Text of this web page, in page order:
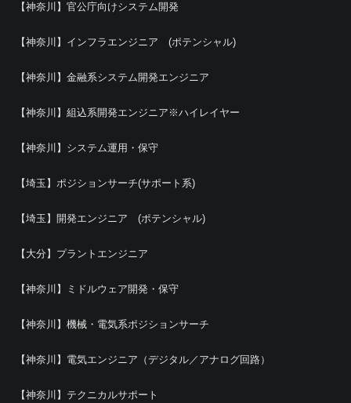
【神奈川】官公庁向けシステム開発
【神奈川】インフラエンジニア (ポテンシャル)
【神奈川】金融系システム開発エンジニア
【神奈川】組込系開発エンジニア※ハイレイヤー
【神奈川】システム運用・保守
【埼玉】ポジションサーチ(サポート系)
【埼玉】開発エンジニア (ポテンシャル)
【大分】プラントエンジニア
【神奈川】ミドルウェア開発・保守
【神奈川】機械・電気系ポジションサーチ
【神奈川】電気エンジニア（デジタル／アナログ回路）
【神奈川】テクニカルサポート